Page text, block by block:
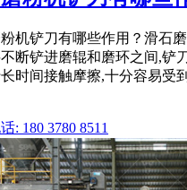
机铲刀有哪些作用？滑石
断铲进磨辊和磨环之间,铲
时间接触摩擦,十分容易受
: 180 3780 8511